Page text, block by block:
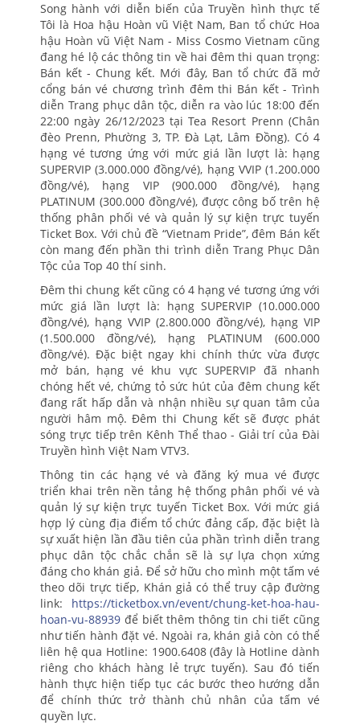
Song hành với diễn biến của Truyền hình thực tế
Tôi là Hoa hậu Hoàn vũ Việt Nam, Ban tổ chức Hoa
hậu Hoàn vũ Việt Nam - Miss Cosmo Vietnam cũng
đang hé lộ các thông tin về hai đêm thi quan trọng:
Bán kết - Chung kết. Mới đây, Ban tổ chức đã mở
cổng bán vé chương trình đêm thi Bán kết - Trình
diễn Trang phục dân tộc, diễn ra vào lúc 18:00 đến
22:00 ngày 26/12/2023 tại Tea Resort Prenn (Chân
đèo Prenn, Phường 3, TP. Đà Lạt, Lâm Đồng). Có 4
hạng vé tương ứng với mức giá lần lượt là: hạng
SUPERVIP (3.000.000 đồng/vé), hạng VVIP (1.200.000
đồng/vé), hạng VIP (900.000 đồng/vé), hạng
PLATINUM (300.000 đồng/vé), được công bố trên hệ
thống phân phối vé và quản lý sự kiện trực tuyến
Ticket Box. Với chủ đề “Vietnam Pride”, đêm Bán kết
còn mang đến phần thi trình diễn Trang Phục Dân
Tộc của Top 40 thí sinh.
Đêm thi chung kết cũng có 4 hạng vé tương ứng với
mức giá lần lượt là: hạng SUPERVIP (10.000.000
đồng/vé), hạng VVIP (2.800.000 đồng/vé), hạng VIP
(1.500.000 đồng/vé), hạng PLATINUM (600.000
đồng/vé). Đặc biệt ngay khi chính thức vừa được
mở bán, hạng vé khu vực SUPERVIP đã nhanh
chóng hết vé, chứng tỏ sức hút của đêm chung kết
đang rất hấp dẫn và nhận nhiều sự quan tâm của
người hâm mộ. Đêm thi Chung kết sẽ được phát
sóng trực tiếp trên Kênh Thể thao - Giải trí của Đài
Truyền hình Việt Nam VTV3.
Thông tin các hạng vé và đăng ký mua vé được
triển khai trên nền tảng hệ thống phân phối vé và
quản lý sự kiện trực tuyến Ticket Box. Với mức giá
hợp lý cùng địa điểm tổ chức đảng cấp, đặc biệt là
sự xuất hiện lần đầu tiên của phần trình diễn trang
phục dân tộc chắc chắn sẽ là sự lựa chọn xứng
đáng cho khán giả. Để sở hữu cho mình một tấm vé
theo dõi trực tiếp, Khán giả có thể truy cập đường
link: https://ticketbox.vn/event/chung-ket-hoa-hau-
hoan-vu-88939 để biết thêm thông tin chi tiết cũng
như tiến hành đặt vé. Ngoài ra, khán giả còn có thể
liên hệ qua Hotline: 1900.6408 (đây là Hotline dành
riêng cho khách hàng lẻ trực tuyến). Sau đó tiến
hành thực hiện tiếp tục các bước theo hướng dẫn
để chính thức trở thành chủ nhân của tấm vé
quyền lực.